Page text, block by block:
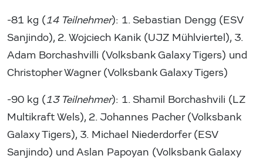
-81 kg (14 Teilnehmer): 1. Sebastian Dengg (ESV
Sanjindo), 2. Wojciech Kanik (UJZ Mühlviertel), 3.
Adam Borchashvilli (Volksbank Galaxy Tigers) und
Christopher Wagner (Volksbank Galaxy Tigers)
-90 kg (13 Teilnehmer): 1. Shamil Borchashvili (LZ
Multikraft Wels), 2. Johannes Pacher (Volksbank
Galaxy Tigers), 3. Michael Niederdorfer (ESV
Sanjindo) und Aslan Papoyan (Volksbank Galaxy